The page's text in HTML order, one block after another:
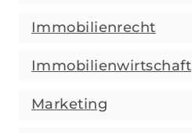
Immobilienrecht
Immobilienwirtschaft
Marketing